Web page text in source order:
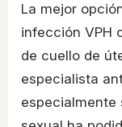
La mejor
infección VPH
de cuello de
especialista
especialmente